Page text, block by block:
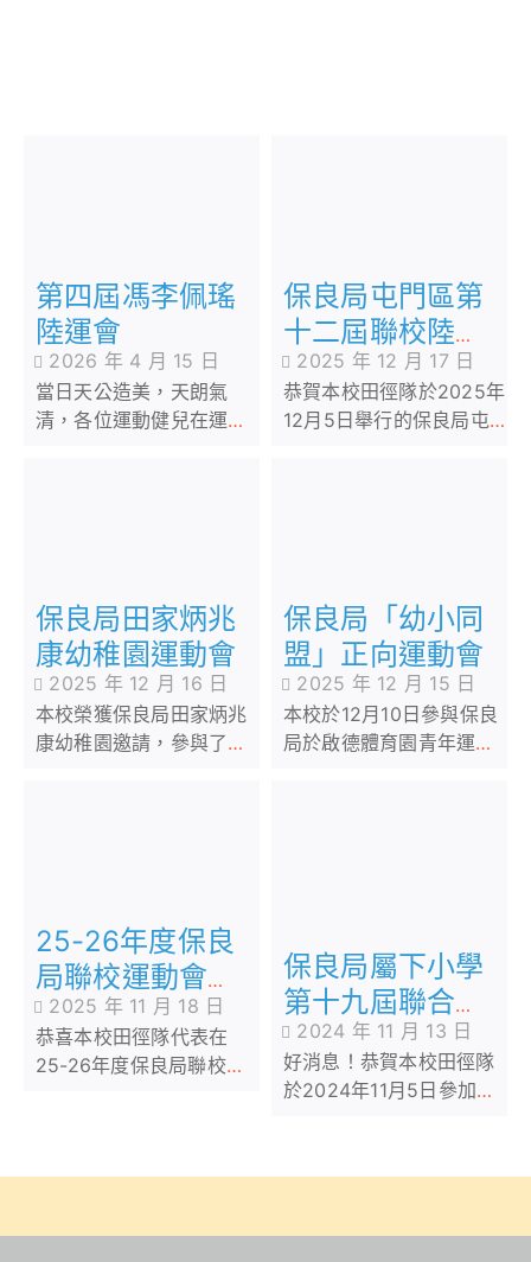
第四屆馮李佩瑤
陸運會
2026 年 4 月 15 日
當日天公造美，天朗氣
清，各位運動健兒在運動
保良局屯門區第
十二屆聯校陸運
會2025 年 12 月 17 日
恭賀本校田徑隊於2025年
12月5日舉行的保良局屯
保良局田家炳兆
康幼稚園運動會
2025 年 12 月 16 日
本校榮獲保良局田家炳兆
康幼稚園邀請，參與了他
保良局「幼小同
盟」正向運動會
2025 年 12 月 15 日
本校於12月10日參與保良
局於啟德體育園青年運動
25-26年度保良
局聯校運動會獲
得佳績
2025 年 11 月 18 日
恭喜本校田徑隊代表在
25-26年度保良局聯校運
保良局屬下小學
第十九屆聯合運
動會
2024 年 11 月 13 日
好消息！恭賀本校田徑隊
於2024年11月5日參加保
軍及多項個人獎項。恭